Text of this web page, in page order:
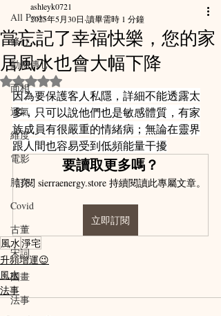
All Posts
修行
動物傳心
面相
運氣
維度
電影
肺炎
Covid
古董
宋詞
國畫
法事
當忘記了幸福快樂，您的家
居風水也會大幅下降
ashleyk0721
2025年5月30日 讀畢需時 1 分鐘
評等為 NaN（最高為 5 顆星）。
因為要保護客人私隱，詳細不能透露太
多，只可以說他們也是敏感體質，有家
族成員有很嚴重的情緒病；無論在靈界
跟人間也容易受到低頻能量干擾
要讀取更多嗎？
訂閱 sierraenergy.store 持續閱讀此專屬文章。
立即訂閱
風水淨宅
升頻增運😉
風水
法事